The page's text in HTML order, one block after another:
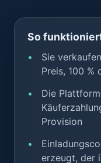
So
Sie
Preis, 100 %
Die
Provision
erzeugt, der